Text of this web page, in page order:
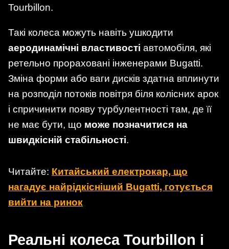
Tourbillon.
Такі колеса можуть навіть ушкодити
аеродинамічні властивості автомобіля, які
ретельно прораховані інженерами Bugatti.
Зміна форми або ваги дисків здатна вплинути
на розподіл потоків повітря біля колісних арок
і спричинити появу турбулентності там, де її
не має бути, що може позначитися на
швидкісній стабільності.
Читайте: Китайський електрокар, що
нагадує найрідкісніший Bugatti, готується
вийти на ринок
Реальні колеса Tourbillon і